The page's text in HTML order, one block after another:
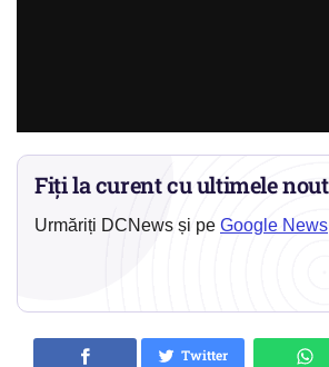
Fiți la curent cu ultimele
Urmăriți DCNews și pe Google News
Twitter